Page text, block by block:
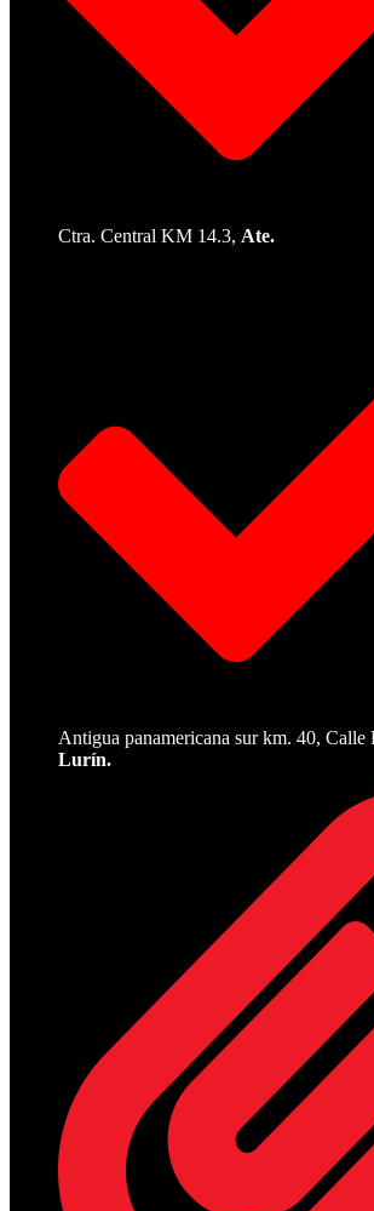
Ctra. Central KM 14.3, Ate.
Antigua panamericana sur km. 40, Calle
Lurín.